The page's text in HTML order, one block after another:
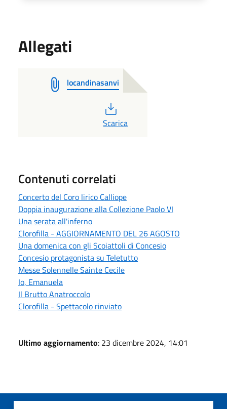
Allegati
locandinasanvi
PDF
Scarica
Contenuti correlati
Concerto del Coro lirico Calliope
Doppia inaugurazione alla Collezione Paolo VI
Una serata all'inferno
Clorofilla - AGGIORNAMENTO DEL 26 AGOSTO
Una domenica con gli Scoiattoli di Concesio
Concesio protagonista su Teletutto
Messe Solennelle Sainte Cecile
Io, Emanuela
Il Brutto Anatroccolo
Clorofilla - Spettacolo rinviato
Ultimo aggiornamento: 23 dicembre 2024, 14:01